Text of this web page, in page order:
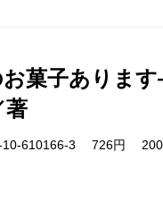
お菓子ありま
著
610166-3 726円